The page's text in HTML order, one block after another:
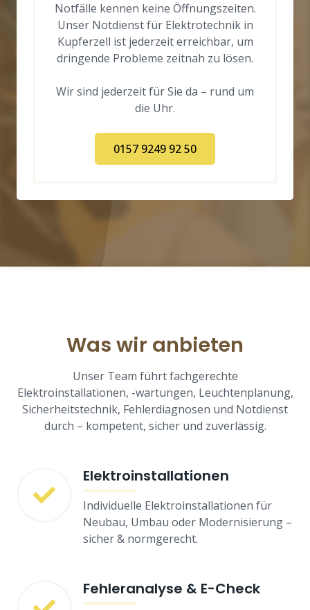
Notfälle kennen keine Öffnungszeiten.
Unser Notdienst für Elektrotechnik in
Kupferzell ist jederzeit erreichbar, um
dringende Probleme zeitnah zu lösen.
Wir sind jederzeit für Sie da – rund um
die Uhr.
0157 9249 92 50
Was wir anbieten
Unser Team führt fachgerechte
Elektroinstallationen, -wartungen, Leuchtenplanung,
Sicherheitstechnik, Fehlerdiagnosen und Notdienst
durch – kompetent, sicher und zuverlässig.
Elektroinstallationen
Individuelle Elektroinstallationen für
Neubau, Umbau oder Modernisierung –
sicher & normgerecht.
Fehleranalyse & E-Check